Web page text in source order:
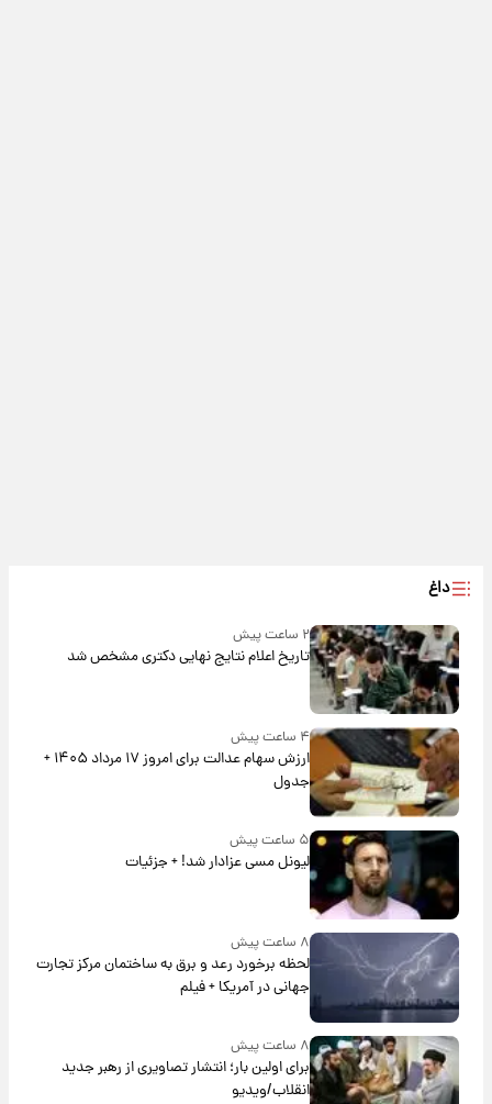
داغ
۲ ساعت پیش
تاریخ اعلام نتایج نهایی دکتری مشخص شد
۴ ساعت پیش
ارزش سهام عدالت برای امروز ۱۷ مرداد ۱۴۰۵ +
جدول
۵ ساعت پیش
لیونل مسی عزادار شد! + جزئیات
۸ ساعت پیش
لحظه برخورد رعد و برق به ساختمان مرکز تجارت
جهانی در آمریکا + فیلم
۸ ساعت پیش
برای اولین بار؛ انتشار تصاویری از رهبر جدید
انقلاب/ویدیو